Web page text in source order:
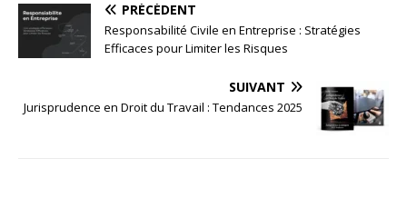
PRÉCÉDENT
Responsabilité Civile en Entreprise : Stratégies
Efficaces pour Limiter les Risques
SUIVANT
Jurisprudence en Droit du Travail : Tendances 2025